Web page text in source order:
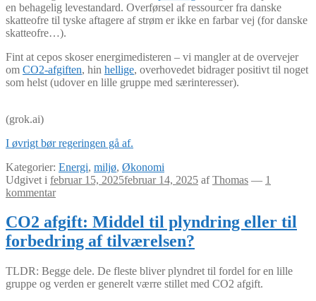
en behagelig levestandard. Overførsel af ressourcer fra danske
skatteofre til tyske aftagere af strøm er ikke en farbar vej (for danske
skatteofre…).
Fint at cepos skoser energimedisteren – vi mangler at de overvejer
om CO2-afgiften, hin hellige, overhovedet bidrager positivt til noget
som helst (udover en lille gruppe med særinteresser).
(grok.ai)
I øvrigt bør regeringen gå af.
Kategorier: Energi, miljø, Økonomi
Udgivet i februar 15, 2025februar 14, 2025 afThomas — 1
kommentar
CO2 afgift: Middel til plyndring eller til
forbedring af tilværelsen?
TLDR: Begge dele. De fleste bliver plyndret til fordel for en lille
gruppe og verden er generelt værre stillet med CO2 afgift.